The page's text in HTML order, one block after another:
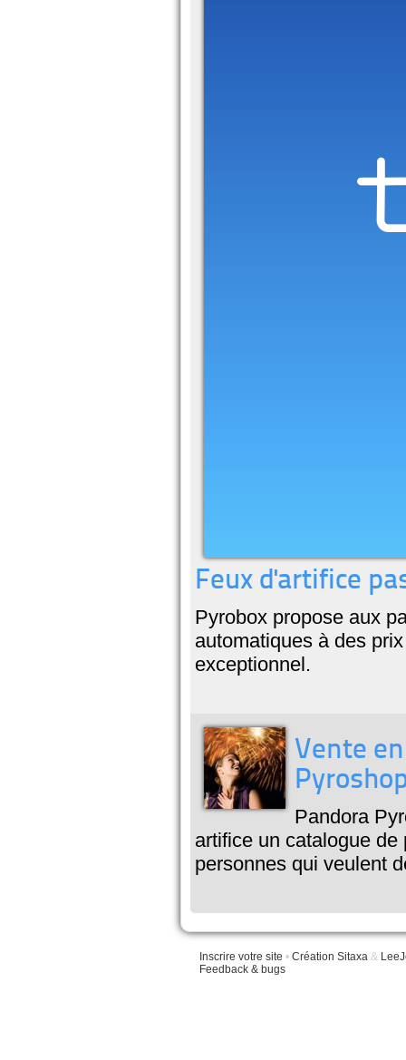
Feux d'artifice
Pyrobox propose aux
automatiques à des
exceptionnel.
Vente
Pandora
artifice un catalogue
personnes qui veulent
Inscrire votre site • Création Sitaxa &
Feedback & bugs